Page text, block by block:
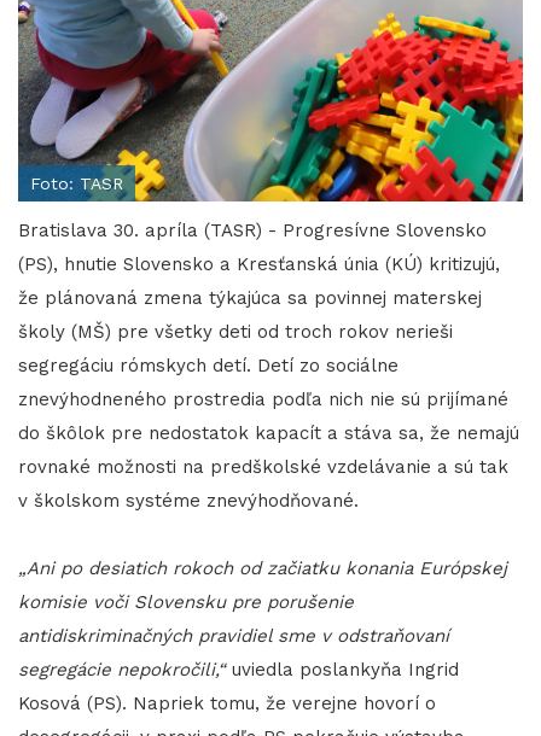
Foto: TASR
Bratislava 30. apríla (TASR) - Progresívne Slovensko
(PS), hnutie Slovensko a Kresťanská únia (KÚ) kritizujú,
že plánovaná zmena týkajúca sa povinnej materskej
školy (MŠ) pre všetky deti od troch rokov nerieši
segregáciu rómskych detí. Detí zo sociálne
znevýhodneného prostredia podľa nich nie sú prijímané
do škôlok pre nedostatok kapacít a stáva sa, že nemajú
rovnaké možnosti na predškolské vzdelávanie a sú tak
v školskom systéme znevýhodňované.
„Ani po desiatich rokoch od začiatku konania Európskej
komisie voči Slovensku pre porušenie
antidiskriminačných pravidiel sme v odstraňovaní
segregácie nepokročili,“uviedla poslankyňa Ingrid
Kosová (PS). Napriek tomu, že verejne hovorí o